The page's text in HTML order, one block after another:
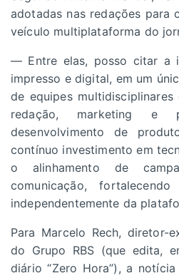
adotadas nas redações para
veículo multiplataforma do
— Entre elas, posso citar a
impresso e digital, em um
de equipes
redação, marketing e
desenvolvimento de
contínuo investimento em
o alinhamento de
comunicação,
independentemente da
Para Marcelo Rech, diretor-
do Grupo RBS (que edita,
diário “Zero Hora”), a